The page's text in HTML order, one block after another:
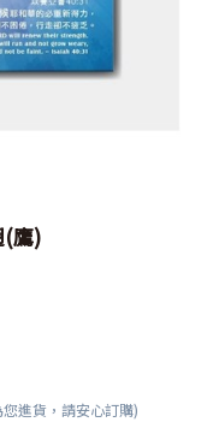
鷹)
進貨，請安心訂購)